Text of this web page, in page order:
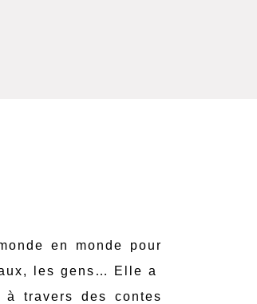
en monde pour
les gens… Elle a
travers des contes